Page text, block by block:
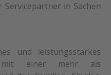
in Sachen
und leistungsstarkes
mit einer mehr als